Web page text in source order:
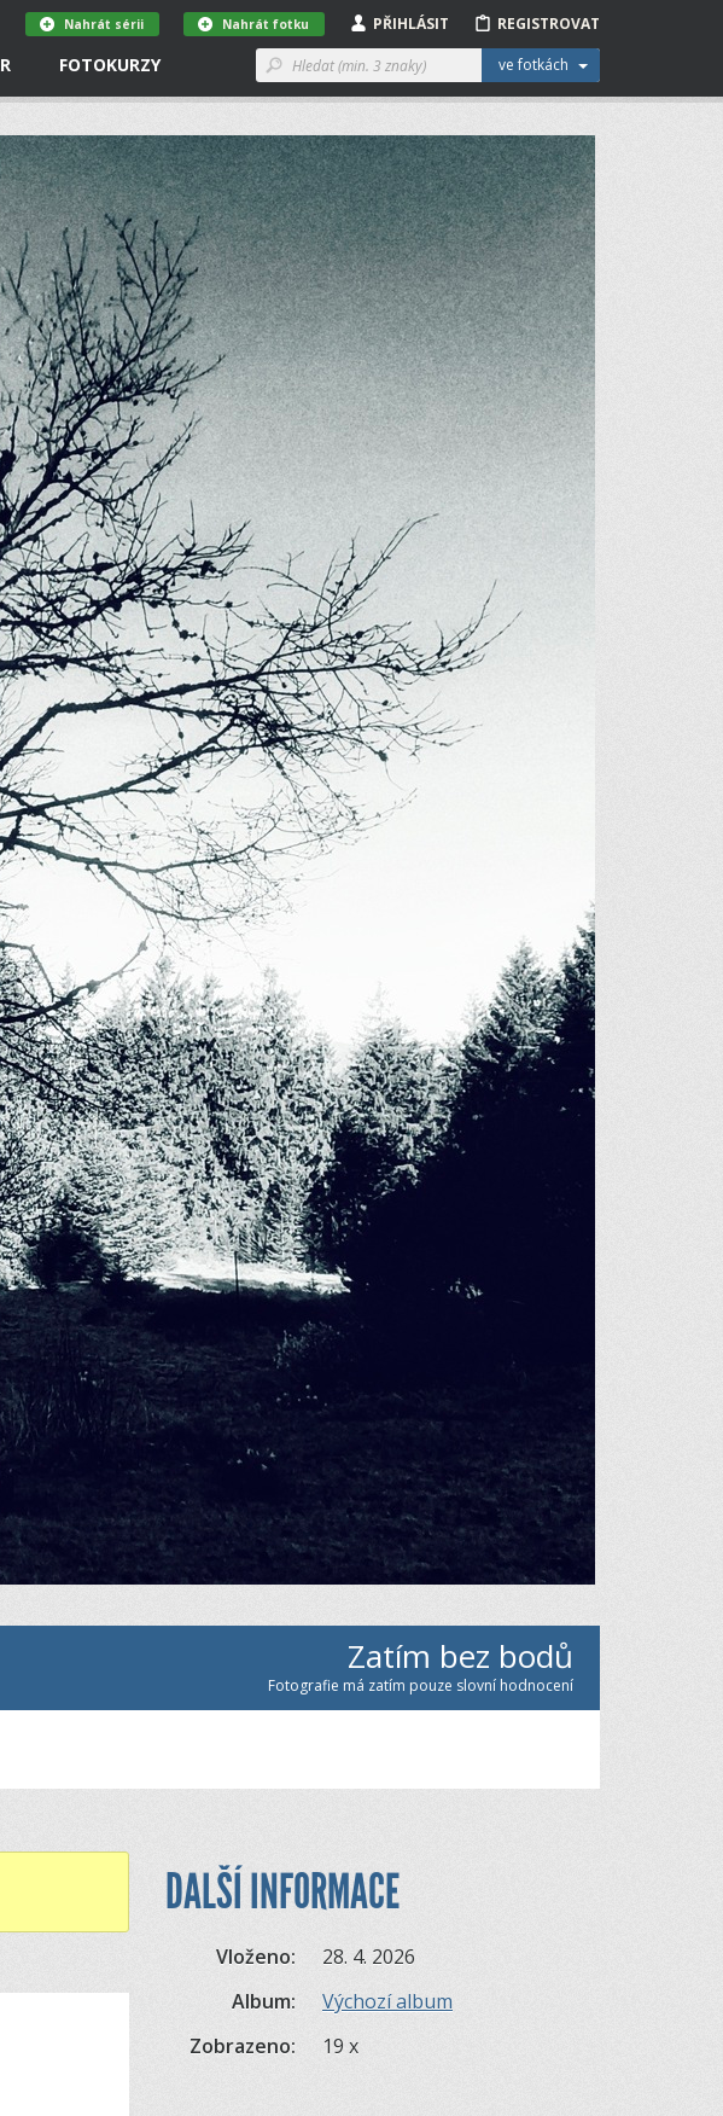
FOTOKURZY ve fotkách
REGISTROVAT
PŘIHLÁSIT
Nahrát fotku
Nahrát sérii
Zatím bez bodů
Fotografie má zatím pouze slovní hodnocení
DALŠÍ INFORMACE
Vloženo:
28. 4. 2026
Album:
Výchozí album
Zobrazeno:
19 x